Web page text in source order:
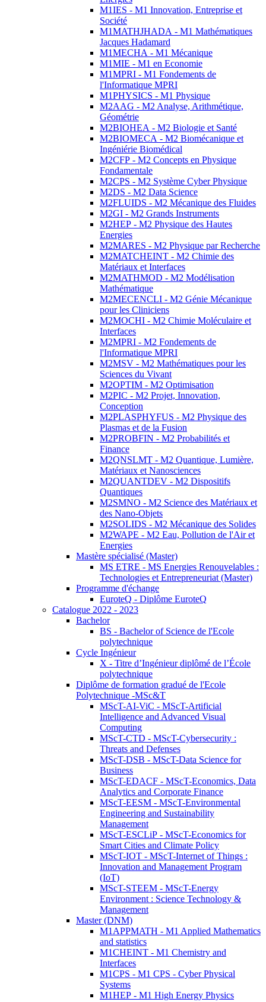
M1IES - M1 Innovation, Entreprise et
Société
M1MATHJHADA - M1 Mathématiques
Jacques Hadamard
M1MECHA - M1 Mécanique
M1MIE - M1 en Economie
M1MPRI - M1 Fondements de
l'Informatique MPRI
M1PHYSICS - M1 Physique
M2AAG - M2 Analyse, Arithmétique,
Géométrie
M2BIOHEA - M2 Biologie et Santé
M2BIOMECA - M2 Biomécanique et
Ingéniérie Biomédical
M2CFP - M2 Concepts en Physique
Fondamentale
M2CPS - M2 Système Cyber Physique
M2DS - M2 Data Science
M2FLUIDS - M2 Mécanique des Fluides
M2GI - M2 Grands Instruments
M2HEP - M2 Physique des Hautes
Energies
M2MARES - M2 Physique par Recherche
M2MATCHEINT - M2 Chimie des
Matériaux et Interfaces
M2MATHMOD - M2 Modélisation
Mathématique
M2MECENCLI - M2 Génie Mécanique
pour les Cliniciens
M2MOCHI - M2 Chimie Moléculaire et
Interfaces
M2MPRI - M2 Fondements de
l'Informatique MPRI
M2MSV - M2 Mathématiques pour les
Sciences du Vivant
M2OPTIM - M2 Optimisation
M2PIC - M2 Projet, Innovation,
Conception
M2PLASPHYFUS - M2 Physique des
Plasmas et de la Fusion
M2PROBFIN - M2 Probabilités et
Finance
M2QNSLMT - M2 Quantique, Lumière,
Matériaux et Nanosciences
M2QUANTDEV - M2 Dispositifs
Quantiques
M2SMNO - M2 Science des Matériaux et
des Nano-Objets
M2SOLIDS - M2 Mécanique des Solides
M2WAPE - M2 Eau, Pollution de l'Air et
Energies
Mastère spécialisé (Master)
MS ETRE - MS Energies Renouvelables :
Technologies et Entrepreneuriat (Master)
Programme d'échange
EuroteQ - Diplôme EuroteQ
Catalogue 2022 - 2023
Bachelor
BS - Bachelor of Science de l'Ecole
polytechnique
Cycle Ingénieur
X - Titre d’Ingénieur diplômé de l’École
polytechnique
Diplôme de formation gradué de l'Ecole
Polytechnique -MSc&T
MScT-AI-ViC - MScT-Artificial
Intelligence and Advanced Visual
Computing
MScT-CTD - MScT-Cybersecurity :
Threats and Defenses
MScT-DSB - MScT-Data Science for
Business
MScT-EDACF - MScT-Economics, Data
Analytics and Corporate Finance
MScT-EESM - MScT-Environmental
Engineering and Sustainability
Management
MScT-ESCLiP - MScT-Economics for
Smart Cities and Climate Policy
MScT-IOT - MScT-Internet of Things :
Innovation and Management Program
(IoT)
MScT-STEEM - MScT-Energy
Environment : Science Technology &
Management
Master (DNM)
M1APPMATH - M1 Applied Mathematics
and statistics
M1CHEINT - M1 Chemistry and
Interfaces
M1CPS - M1 CPS - Cyber Physical
Systems
M1HEP - M1 High Energy Physics